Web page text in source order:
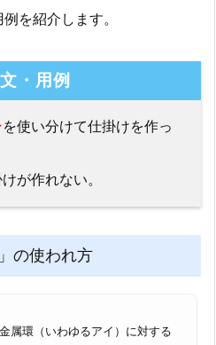
を紹介します。
・用例
を使い分けて仕掛けを作っ
が作れない。
の使われ方
属環（いわゆるアイ）に対する